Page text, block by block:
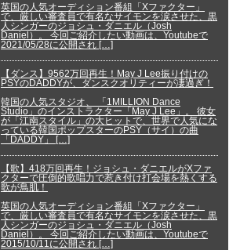
英国の人気オーディション番組「Xファクター」
で、厳しい審査員で有名なサイモンを涙させた、黒
人シンガーのジョシュ・ダニエル（Josh
Daniel）。 今回ご紹介したい動画は、Youtubeで
2021/05/28に公開され […]
【ダンス】9562万回再生！May J Lee振り付けの
PSYのDADDYが、ダンスクオリティーが凄過ぎ！
韓国の人気スタジオ、 「1MILLION Dance
Studio」のインストラクター「May J Lee」。 彼女
が「江南スタイル」の大ヒットで、世界で人気にな
っている韓国ポップスターのPSY（サイ）の曲
「DADDY」 […]
【歌】418万回再生！ジョシュ・ダニエルがXファ
クターで圧倒的歌唱力で惹き付け打会場を熱くする
歌が鳥肌！
英国の人気オーディション番組「Xファクター」
で、厳しい審査員で有名なサイモンを涙させた、黒
人シンガーのジョシュ・ダニエル（Josh
Daniel）。 今回ご紹介したい動画は、Youtubeで
2015/10/11に公開され […]